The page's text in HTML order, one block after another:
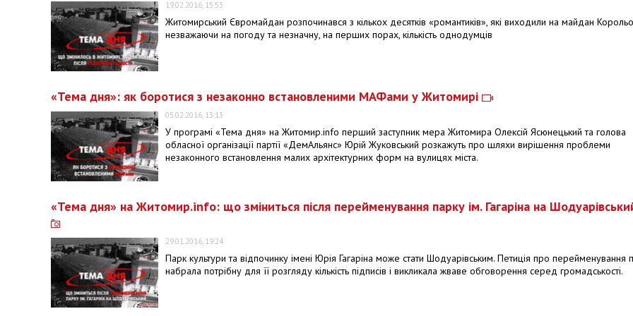
19.02.2016, 15:53
Житомирський Євромайдан розпочинався з кількох десятків «романтиків», які виходили на майдан
незважаючи на погоду та незначну, на перших порах, кількість однодумців
«Тема дня»: як боротися з незаконно встановленими МАФами у Житомирі
05.02.2016, 13:13
У програмі «Тема дня» на Житомир.info перший заступник мера Житомира Олексій Ясюнецький та голова
обласної організації партії «ДемАльянс» Юрій Жуковський розкажуть про шляхи вирішення проблеми
незаконного встановлення малих архітектурних форм на вулицях міста.
«Тема дня» на Житомир.info: що зміниться після перейменування парку ім. Гагаріна на
29.01.2016, 19:24
Парк культури та відпочинку імені Юрія Гагаріна може стати Шодуарівським. Петиція про перейменування
набрала потрібну для її розгляду кількість підписів і викликала жваве обговорення серед громадськості.